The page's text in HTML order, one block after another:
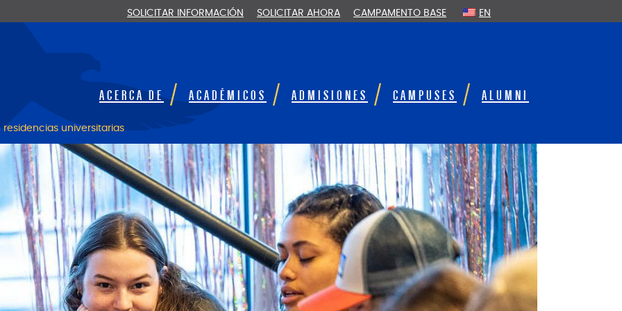
SOLICITAR INFORMACIÓN SOLICITAR AHORA CAMPAMENTO BASE EN
ACERCA DE ACADÉMICOS ADMISIONES CAMPUSES ALUMNI
universitarias